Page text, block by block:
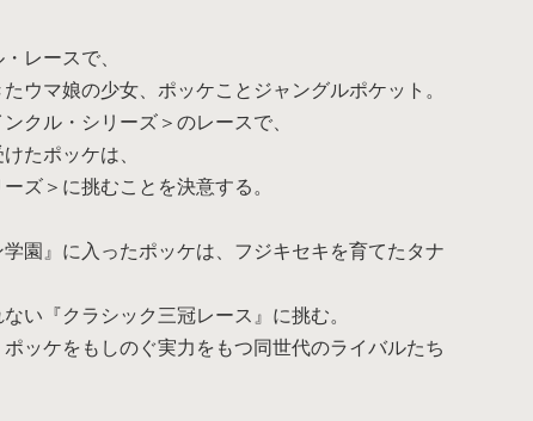
アイテムがありません。
レースで、
ウマ娘の少女、ポッケことジャングルポケット。
クル・シリーズ＞のレースで、
たポッケは、
ズ＞に挑むことを決意する。
園』に入ったポッケは、フジキセキを育てたタナ
い『クラシック三冠レース』に挑む。
ッケをもしのぐ実力をもつ同世代のライバルたち